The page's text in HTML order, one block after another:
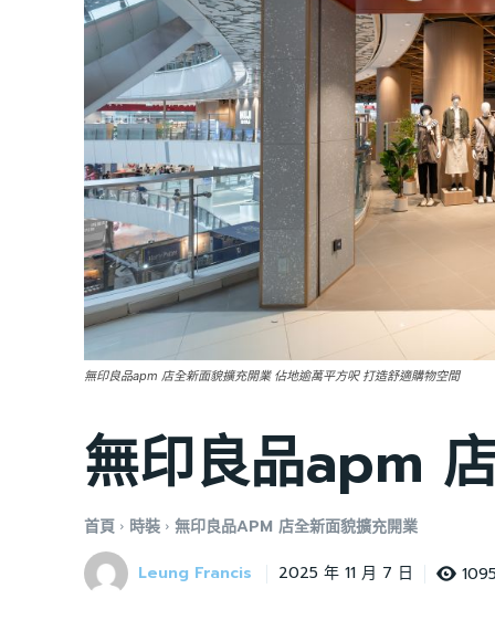
無印良品apm 店全新面貌擴充開業 佔地逾萬平方呎 打造舒適購物空間
無印良品apm
首頁 時裝 無印良品APM 店全新面貌擴充開業
Leung Francis 2025 年 11 月 7 日